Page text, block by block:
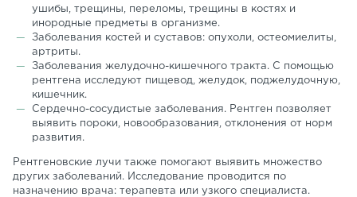
ушибы, трещины, переломы, трещины в костях и
инородные предметы в организме.
Заболевания костей и суставов: опухоли, остеомиелиты,
артриты.
Заболевания желудочно-кишечного тракта. С помощью
рентгена исследуют пищевод, желудок, поджелудочную,
кишечник.
Сердечно-сосудистые заболевания. Рентген позволяет
выявить пороки, новообразования, отклонения от норм
развития.
Рентгеновские лучи также помогают выявить множество
других заболеваний. Исследование проводится по
назначению врача: терапевта или узкого специалиста.